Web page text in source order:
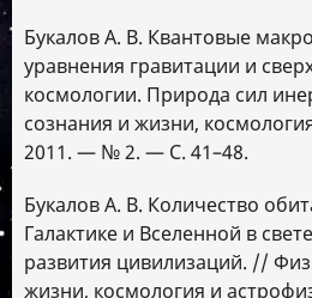
Букалов А. В. Квантовые
уравнения гравитации и
космологии. Природа сил
сознания и жизни,
2011. — № 2. — С. 41–48.
Букалов А. В. Количество
Галактике и Вселенной в
развития цивилизаций. //
жизни, космология и